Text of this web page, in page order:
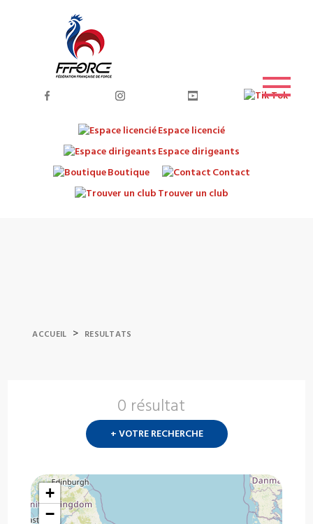
Espace licencié
Espace dirigeants
Boutique
Contact
Trouver un club
ACCUEIL > RESULTATS
0 résultat
+ VOTRE RECHERCHE
+
−